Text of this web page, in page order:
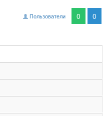
Пользователи 0 0